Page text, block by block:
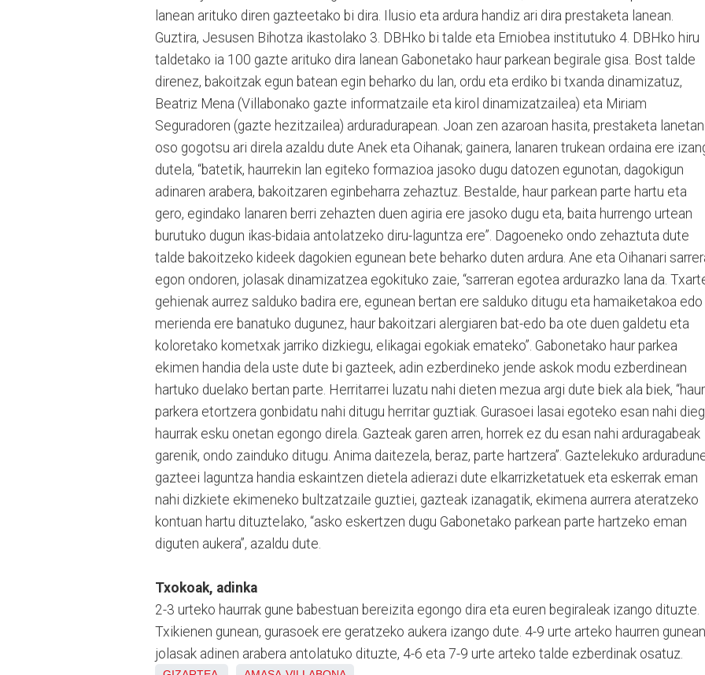
lanean arituko diren gazteetako bi dira. Ilusio eta ardura handiz ari dira prestaketa lanean.
Guztira, Jesusen Bihotza ikastolako 3. DBHko bi talde eta Erniobea institutuko 4. DBHko hiru
taldetako ia 100 gazte arituko dira lanean Gabonetako haur parkean begirale gisa. Bost talde
direnez, bakoitzak egun batean egin beharko du lan, ordu eta erdiko bi txanda dinamizatuz,
Beatriz Mena (Villabonako gazte informatzaile eta kirol dinamizatzailea) eta Miriam
Seguradoren (gazte hezitzailea) arduradurapean. Joan zen azaroan hasita, prestaketa lanetan
oso gogotsu ari direla azaldu dute Anek eta Oihanak; gainera, lanaren trukean ordaina ere
dutela, “batetik, haurrekin lan egiteko formazioa jasoko dugu datozen egunotan, dagokigun
adinaren arabera, bakoitzaren eginbeharra zehaztuz. Bestalde, haur parkean parte hartu eta
gero, egindako lanaren berri zehazten duen agiria ere jasoko dugu eta, baita hurrengo urtean
burutuko dugun ikas-bidaia antolatzeko diru-laguntza ere”. Dagoeneko ondo zehaztuta dute
talde bakoitzeko kideek dagokien egunean bete beharko duten ardura. Ane eta Oihanari
egon ondoren, jolasak dinamizatzea egokituko zaie, “sarreran egotea ardurazko lana da.
gehienak aurrez salduko badira ere, egunean bertan ere salduko ditugu eta hamaiketakoa edo
merienda ere banatuko dugunez, haur bakoitzari alergiaren bat-edo ba ote duen galdetu eta
koloretako kometxak jarriko dizkiegu, elikagai egokiak emateko”. Gabonetako haur parkea
ekimen handia dela uste dute bi gazteek, adin ezberdineko jende askok modu ezberdinean
hartuko duelako bertan parte. Herritarrei luzatu nahi dieten mezua argi dute biek ala biek, “haur
parkera etortzera gonbidatu nahi ditugu herritar guztiak. Gurasoei lasai egoteko esan nahi
haurrak esku onetan egongo direla. Gazteak garen arren, horrek ez du esan nahi arduragabeak
garenik, ondo zainduko ditugu. Anima daitezela, beraz, parte hartzera”. Gaztelekuko
gazteei laguntza handia eskaintzen dietela adierazi dute elkarrizketatuek eta eskerrak eman
nahi dizkiete ekimeneko bultzatzaile guztiei, gazteak izanagatik, ekimena aurrera ateratzeko
kontuan hartu dituztelako, “asko eskertzen dugu Gabonetako parkean parte hartzeko eman
diguten aukera”, azaldu dute.
Txokoak, adinka
2-3 urteko haurrak gune babestuan bereizita egongo dira eta euren begiraleak izango dituzte.
Txikienen gunean, gurasoek ere geratzeko aukera izango dute. 4-9 urte arteko haurren
jolasak adinen arabera antolatuko dituzte, 4-6 eta 7-9 urte arteko talde ezberdinak osatuz.